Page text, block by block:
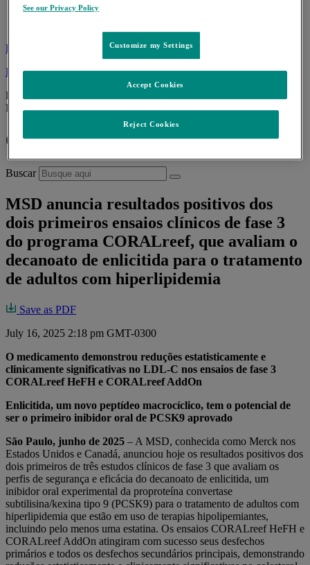
Portal Médico
FALE CONOSCO
Idioma
Back Test
Idioma
O que podemos ajudá-lo a encontrar?
Buscar
MSD anuncia resultados positivos dos
dois primeiros ensaios clínicos de fase 3
do programa CORALreef, que avaliam o
decanoato de enlicitida para o tratamento
de adultos com hiperlipidemia
Save as PDF
July 16, 2025 2:18 pm GMT-0300
O medicamento demonstrou reduções estatisticamente e
clinicamente significativas no LDL-C nos ensaios de fase 3
CORALreef HeFH e CORALreef AddOn
Enlicitida, um novo peptídeo macrocíclico, tem o potencial de
ser o primeiro inibidor oral de PCSK9 aprovado
São Paulo, junho de 2025 – A MSD, conhecida como Merck nos
Estados Unidos e Canadá, anunciou hoje os resultados positivos dos
dois primeiros de três estudos clínicos de fase 3 que avaliam os
perfis de segurança e eficácia do decanoato de enlicitida, um
inibidor oral experimental da proproteína convertase
subtilisina/kexina tipo 9 (PCSK9) para o tratamento de adultos com
hiperlipidemia que estão em uso de terapias hipolipemiantes,
incluindo pelo menos uma estatina. Os ensaios CORALreef HeFH e
CORALreef AddOn atingiram com sucesso seus desfechos
primários e todos os desfechos secundários principais, demonstrando
See our Privacy Policy
Customize my Settings
Reject Cookies
Accept Cookies